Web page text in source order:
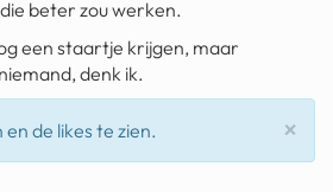
s beter zou werken.
een staartje krijgen, maar
denk ik.
×
de likes te zien.